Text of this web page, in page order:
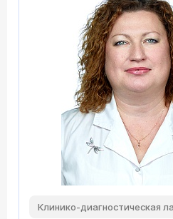
Клинико-диагностическая